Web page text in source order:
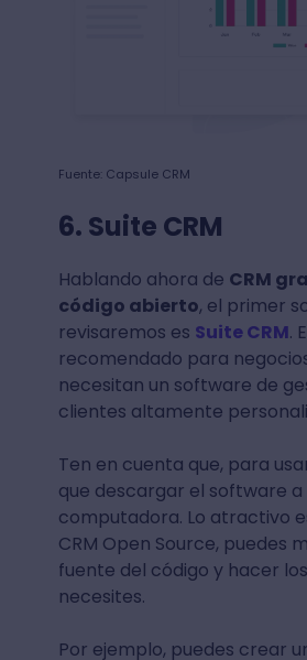
Fuente: Capsule CRM
6. Suite CRM
Hablando ahora de CRM
código abierto, el primer
revisaremos es Suite CRM.
recomendado para
necesitan un software de
clientes altamente
Ten en cuenta que, para
que descargar el software a
computadora. Lo atractivo
CRM Open Source, puedes
fuente del código y hacer
necesites.
Por ejemplo, puedes crear